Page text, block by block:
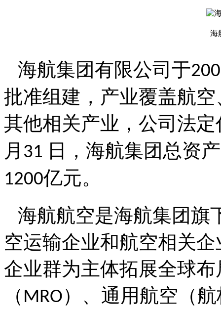
海
海航集团有限公司于
批准组建，产业覆盖航
其他相关产业，公司法
月 31 日，海航集团总资
1200亿元。
海航航空是海航集团旗
空运输企业和航空相关
企业群为主体拓展全球
（ MRO）、通用航空（